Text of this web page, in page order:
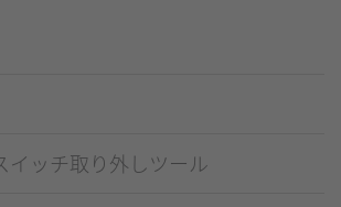
イッチ取り外しツール